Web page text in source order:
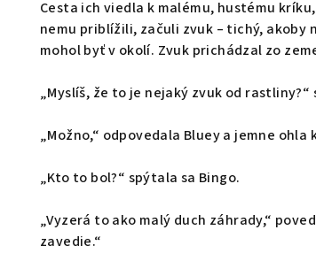
Cesta ich viedla k malému, hustému
nemu priblížili, začuli zvuk – tichý,
mohol byť v okolí. Zvuk prichádzal zo
„Myslíš, že to je nejaký zvuk od
„Možno,“ odpovedala Bluey a jemne
„Kto to bol?“ spýtala sa Bingo.
„Vyzerá to ako malý duch záhrady,“
zavedie.“